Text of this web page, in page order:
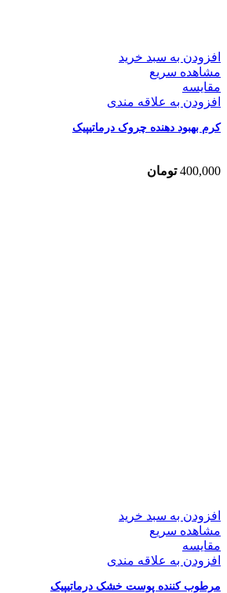
افزودن به سبد خرید
مشاهده سریع
مقایسه
افزودن به علاقه مندی
کرم بهبود دهنده چروک درماتیپیک
400,000 تومان
افزودن به سبد خرید
مشاهده سریع
مقایسه
افزودن به علاقه مندی
مرطوب کننده پوست خشک درماتیپیک